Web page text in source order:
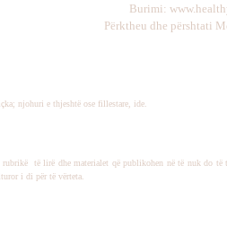
Burimi:
Përktheu dhe përshtati
njohuri e thjeshtë ose fillestare, ide.
të lirë dhe materialet që publikohen në të nuk do të
i di për të vërteta.